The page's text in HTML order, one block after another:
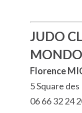
JUDO
Florence
5 Square
06 66 32 24